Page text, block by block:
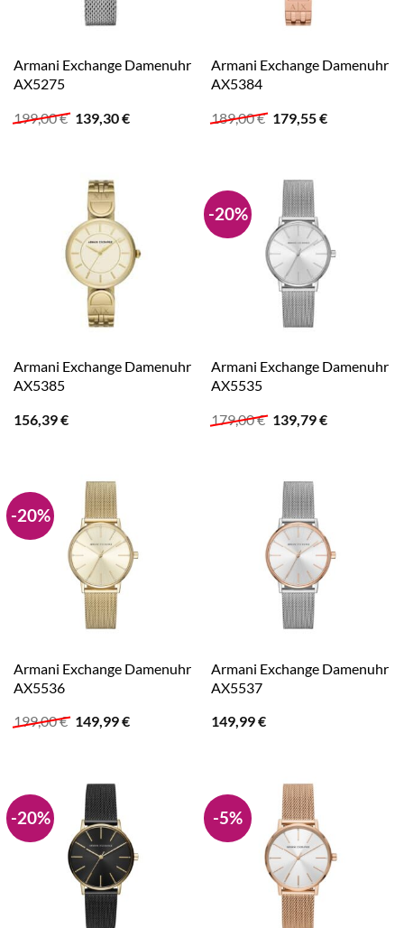
Armani Exchange Damenuhr
AX5275
199,00€ Ursprünglicher
Preis
139,30€Aktueller
Armani Exchange Damenuhr
AX5384
189,00€ Ursprünglicher
Preis
179,55€Aktueller
Armani Exchange Damenuhr
AX5385
156,39€
-20%
Armani Exchange Damenuhr
AX5535
179,00€ Ursprünglicher
Preis
139,79€Aktueller
-20%
Armani Exchange Damenuhr
AX5536
199,00€ Ursprünglicher
Preis
149,99€Aktueller
Armani Exchange Damenuhr
AX5537
149,99€
-20% -5%